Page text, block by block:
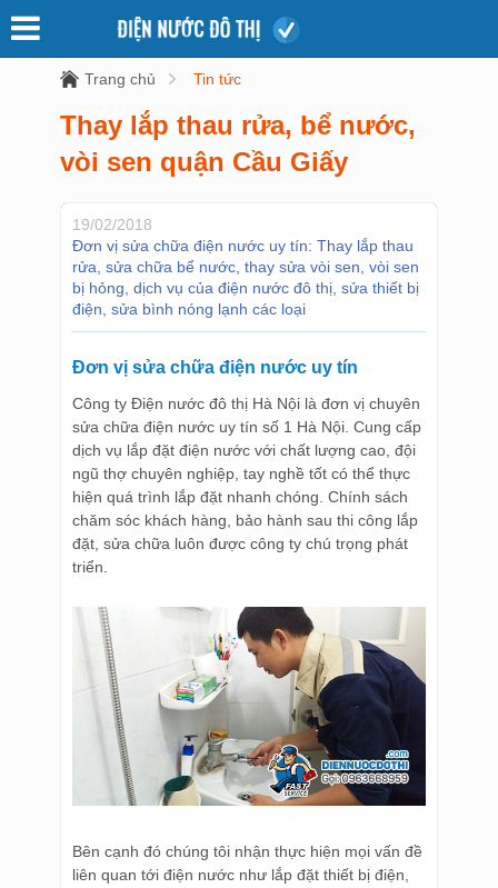
Trang chủ Tin tức
Thay lắp thau rửa, bể nước,
vòi sen quận Cầu Giấy
19/02/2018
Đơn vị sửa chữa điện nước uy tín: Thay lắp thau
rửa, sửa chữa bể nước, thay sửa vòi sen, vòi sen
bị hỏng, dịch vụ của điện nước đô thị, sửa thiết bị
điện, sửa bình nóng lạnh các loại
Đơn vị sửa chữa điện nước uy tín
Công ty Điện nước đô thị Hà Nội là đơn vị chuyên
sửa chữa điện nước uy tín số 1 Hà Nội. Cung cấp
dịch vụ lắp đặt điện nước với chất lượng cao, đội
ngũ thợ chuyên nghiệp, tay nghề tốt có thể thực
hiện quá trình lắp đặt nhanh chóng. Chính sách
chăm sóc khách hàng, bảo hành sau thi công lắp
đặt, sửa chữa luôn được công ty chú trọng phát
triển.
Bên cạnh đó chúng tôi nhận thực hiện mọi vấn đề
liên quan tới điện nước như lắp đặt thiết bị điện,